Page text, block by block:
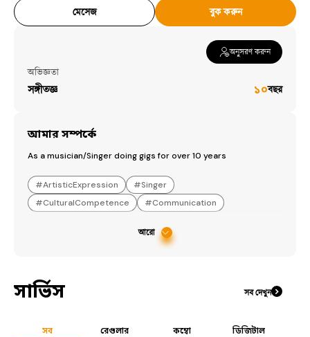
মেসেজ বুক করুন
অনুসরণ করুন
অভিজ্ঞতা
সঙ্গীতজ্ঞ ১০বছর
আমার সম্পর্কে
As a musician/Singer doing gigs for over 10 years
#ArtisticExpression #Singer
#CulturalCompetence #Communication
আরো
সার্ভিস সব দেখুন
সব রেগুলার কম্বো ডিজিটাল